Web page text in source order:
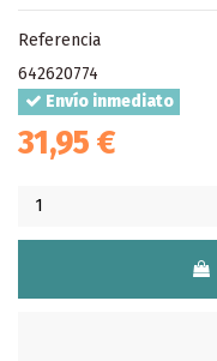
Referencia
642620774
Envío inmediato
31,95 €